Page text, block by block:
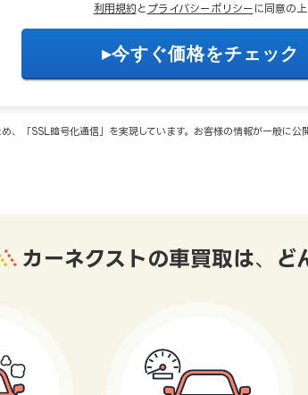
利用規約 と プライバシーポリシー に同意の上
、「SSL暗号化通信」を実現しています。お客様の情報が一般に公
カーネクストの車買取は、 ど